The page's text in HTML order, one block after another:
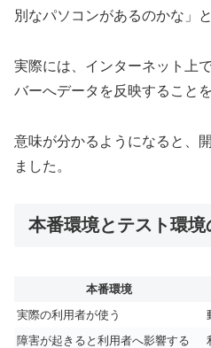
別なパソコンがあるのかな」
実際には、インターネット上
バーへデータを反映すること
意味が分かるようになると、
ました。
本番環境とテスト環境
本番環境
実際の利用者が使う
障害が起きると利用者へ影響する